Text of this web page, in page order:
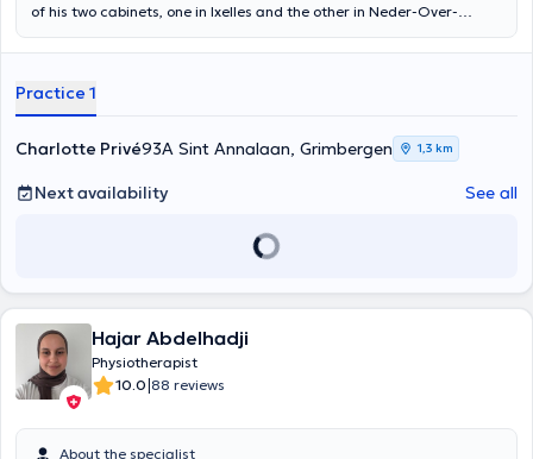
of his two cabinets, one in Ixelles and the other in Neder-Over-
Practice 1
Charlotte Privé93A Sint Annalaan, Grimbergen 1,3 km
Next availability See all
Hajar Abdelhadji
Physiotherapist
10.0|88 reviews
About the specialist